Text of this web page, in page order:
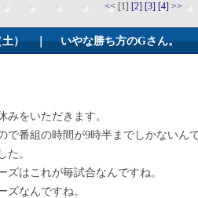
<< [1] [2] [3] [4] >>
（土） ｜いやな勝ち方のGさん。
みをいただきます。
で番組の時間が9時半までしかないん
た。
ズはこれが毎試合なんですね。
ズなんですね。